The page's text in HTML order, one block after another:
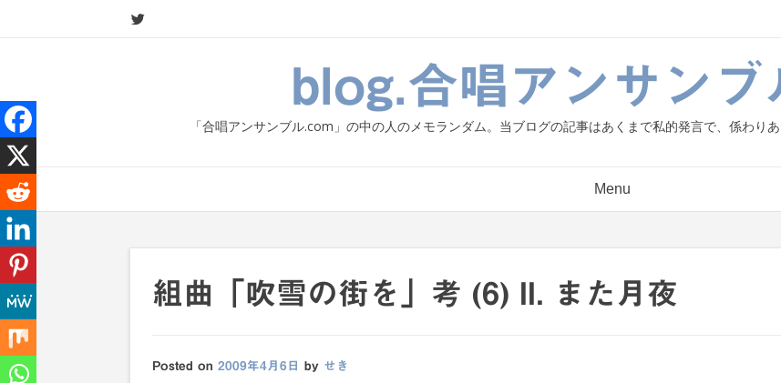
blog.合唱アンサン
「合唱アンサンブル.com」の中の人のメモランダム。当ブログの記事はあくまで私的発言で、係わり
Menu
組曲「吹雪の街を」考 (6) II. また月夜
Posted on 2009年4月6日 by せき